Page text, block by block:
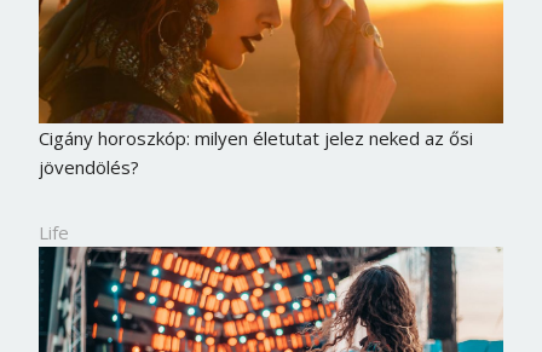
Cigány horoszkóp: milyen életutat jelez neked az ősi
jövendölés?
Life